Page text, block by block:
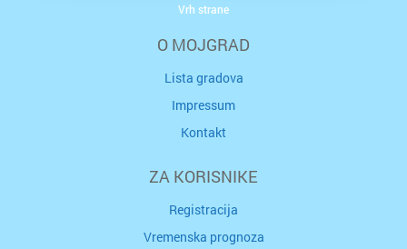
O MOJGRAD
Lista gradova
Impressum
Kontakt
ZA KORISNIKE
Registracija
Vremenska prognoza
Vrh strane